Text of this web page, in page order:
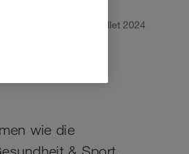
juillet 2024
ein
wie die